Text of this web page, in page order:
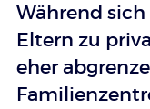
Während
Eltern zu
eher